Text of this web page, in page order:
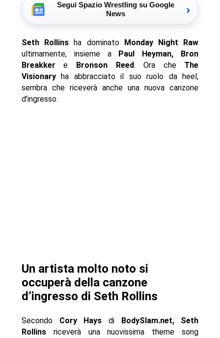
Segui Spazio Wrestling su Google
News
›
Seth Rollins ha dominato
Monday Night Raw
ultimamente, insieme a
Paul Heyman, Bron
Breakker e Bronson Reed. Ora che The
Visionaryha abbracciato il suo ruolo da heel,
sembra che riceverà anche una nuova canzone
d’ingresso.
Un artista molto noto si
occuperà della canzone
d’ingresso di Seth Rollins
Secondo Cory Hays di
BodySlam.net, Seth
Rollinsriceverà una nuovissima theme song